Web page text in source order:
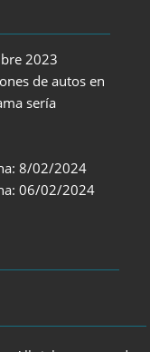
2023
de autos en
sería
8/02/2024
06/02/2024